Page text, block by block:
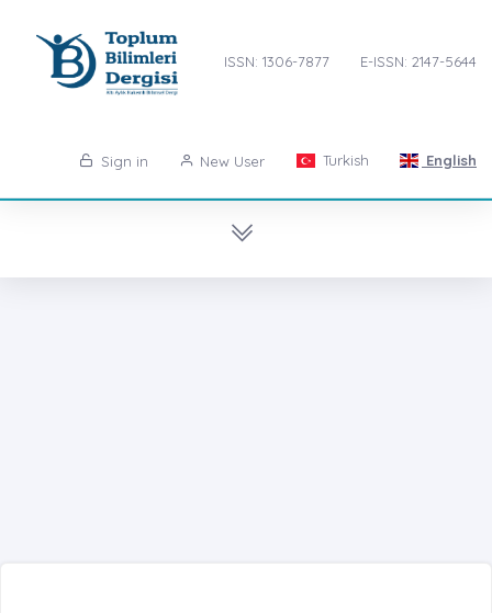
ISSN: 1306-7877 E-ISSN: 2147-5644
Sign in New User Turkish English